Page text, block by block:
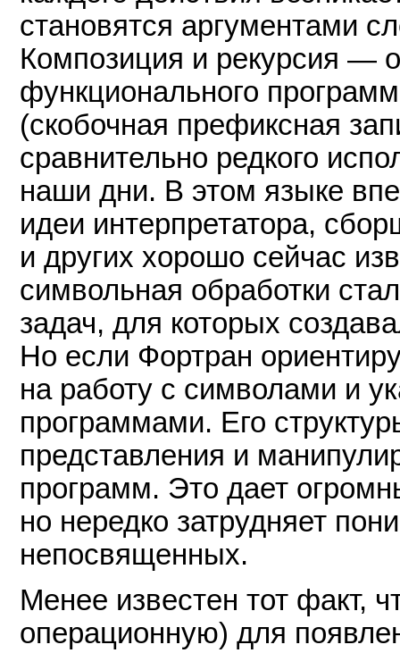
становятся аргументами
Композиция и рекурсия —
функционального
(скобочная префиксная
сравнительно редкого
наши дни. В этом языке
идеи интерпретатора,
и других хорошо сейчас
символьная обработки
задач, для которых
Но если Фортран
на работу с символами и
программами. Его
представления и
программ. Это дает
но нередко затрудняет
непосвященных.
Менее известен тот факт,
операционную) для